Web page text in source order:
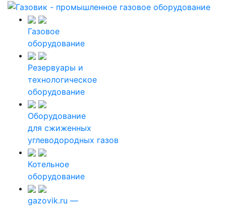
Газовое
оборудование
Резервуары и
технологическое
оборудование
Оборудование
для сжиженных
углеводородных газов
Котельное
оборудование
gazovik.ru —